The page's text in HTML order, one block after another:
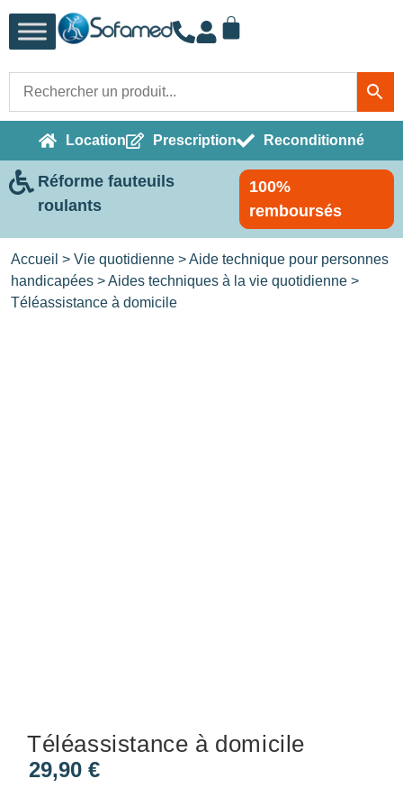
Location Prescription Reconditionné
Réforme fauteuils
roulants
100%
remboursés
Accueil > Vie quotidienne >Aide technique pour personnes
handicapées >Aides techniques à la vie quotidienne >
Téléassistance à domicile
Téléassistance à domicile
29,90 €